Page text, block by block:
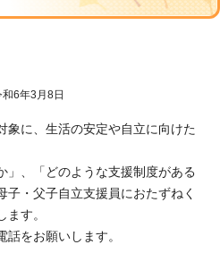
6年3月8日
に、生活の安定や自立に向けた
、「どのような支援制度がある
・父子自立支援員におたずねく
す。
をお願いします。